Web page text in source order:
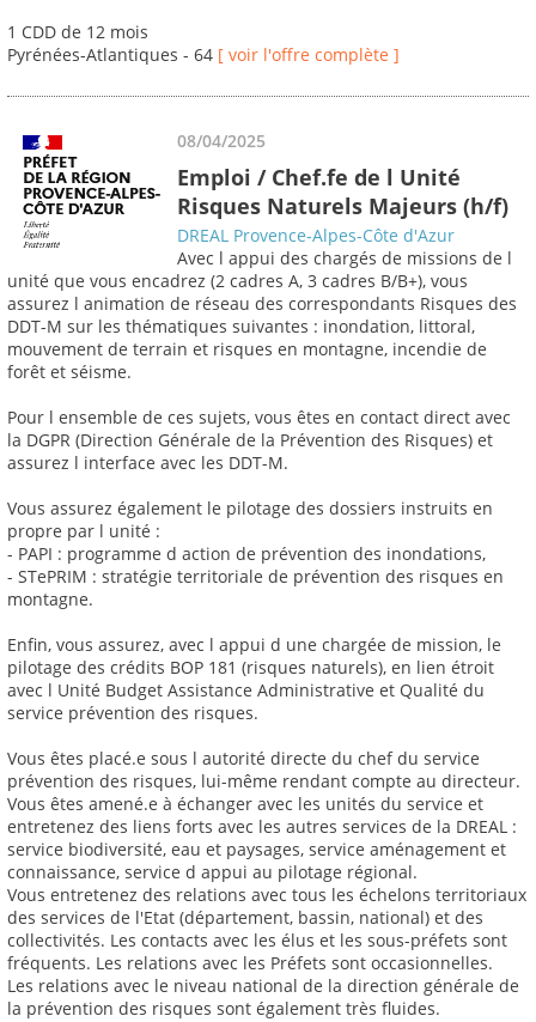
1 CDD de 12 mois
Pyrénées-Atlantiques - 64 [ voir l'offre complète ]
08/04/2025
Emploi / Chef.fe de l Unité
Risques Naturels Majeurs (h/f)
DREAL Provence-Alpes-Côte d'Azur
Avec l appui des chargés de missions de l
unité que vous encadrez (2 cadres A, 3 cadres B/B+), vous
assurez l animation de réseau des correspondants Risques des
DDT-M sur les thématiques suivantes : inondation, littoral,
mouvement de terrain et risques en montagne, incendie de
forêt et séisme.
Pour l ensemble de ces sujets, vous êtes en contact direct avec
la DGPR (Direction Générale de la Prévention des Risques) et
assurez l interface avec les DDT-M.
Vous assurez également le pilotage des dossiers instruits en
propre par l unité :
- PAPI : programme d action de prévention des inondations,
- STePRIM : stratégie territoriale de prévention des risques en
montagne.
Enfin, vous assurez, avec l appui d une chargée de mission, le
pilotage des crédits BOP 181 (risques naturels), en lien étroit
avec l Unité Budget Assistance Administrative et Qualité du
service prévention des risques.
Vous êtes placé.e sous l autorité directe du chef du service
prévention des risques, lui-même rendant compte au directeur.
Vous êtes amené.e à échanger avec les unités du service et
entretenez des liens forts avec les autres services de la DREAL :
service biodiversité, eau et paysages, service aménagement et
connaissance, service d appui au pilotage régional.
Vous entretenez des relations avec tous les échelons territoriaux
des services de l'Etat (département, bassin, national) et des
collectivités. Les contacts avec les élus et les sous-préfets sont
fréquents. Les relations avec les Préfets sont occasionnelles.
Les relations avec le niveau national de la direction générale de
la prévention des risques sont également très fluides.